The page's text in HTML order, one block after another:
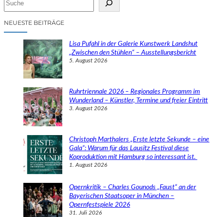
cNEUESTE BEITRÄGE
Lisa Pufahl in der Galerie Kunstwerk Landshut
„Zwischen den Stühlen“ – Ausstellungsbericht
5. August 2026
Ruhrtriennale 2026 – Regionales Programm im
Wunderland – Künstler, Termine und freier Eintritt
3. August 2026
Christoph Marthalers „Erste letzte Sekunde – eine
Gala“: Warum für das Lausitz Festival diese
Koproduktion mit Hamburg so interessant ist.
1. August 2026
Opernkritik – Charles Gounods „Faust“ an der
Bayerischen Staatsoper in München –
Opernfestspiele 2026
31. Juli 2026